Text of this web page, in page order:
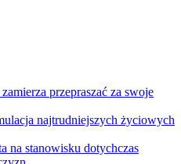
przepraszać za swoje
najtrudniejszych życiowych
na stanowisku dotychczas